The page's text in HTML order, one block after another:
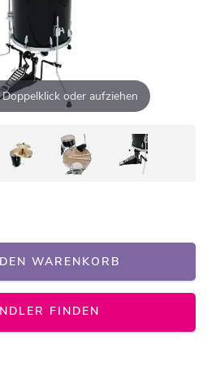
oder aufziehen
WARENKORB
FINDEN